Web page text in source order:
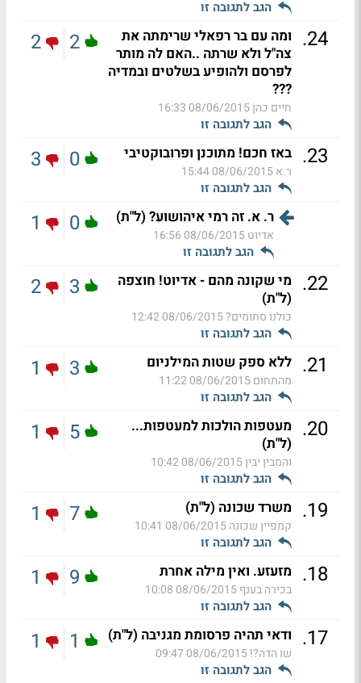
הגב לתגובה זו
24
. ומה עם בר רפאלי שרימתה את
צה"ל ולא שרתה ..האם לה מותר
לפרסם ולהופיע בשלטים ובמדיה
???
חיים כהן08/06/2015 16:33
הגב לתגובה זו
2
2
23
. באז חכם! מתוכנן ופרובוקטיבי
ר.א08/06/2015 15:44
הגב לתגובה זו
0
3
ר. א. זה רמי איהושוע? (ל"ת)
אדיוט08/06/2015 16:56
הגב לתגובה זו
0
1
22
. מי שקונה מהם - אדיוט! חוצפה
(ל"ת)
כולנו סתומים?08/06/2015 12:42
הגב לתגובה זו
3
2
21
. ללא ספק שטות המילניום
מהתחום08/06/2015 11:22
הגב לתגובה זו
3
1
20
. מעטפות הולכות למעטפות...
(ל"ת)
והמבין יבין08/06/2015 10:42
הגב לתגובה זו
5
1
19
. משרד שכונה (ל"ת)
קמפיין שכונה08/06/2015 10:41
הגב לתגובה זו
7
1
18
. מזעזע. ואין מילה אחרת
בכירה בענף08/06/2015 10:08
הגב לתגובה זו
9
1
17
. ודאי תהיה פרסומת מגניבה (ל"ת)
שו הדה?!08/06/2015 09:47
הגב לתגובה זו
1
1